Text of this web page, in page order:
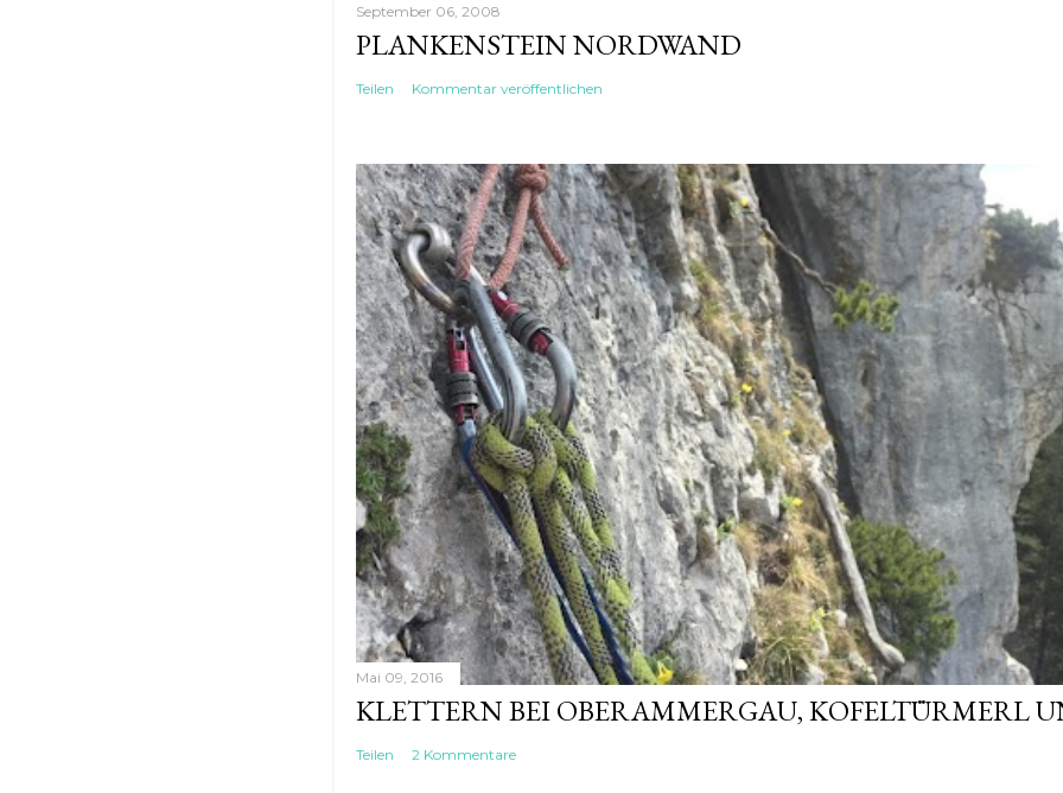
September 06, 2008
PLANKENSTEIN NORDWAND
Teilen Kommentar veröffentlichen
Mai 09, 2016
KLETTERN BEI OBERAMMERGAU, KOFELTÜRMERL
Teilen 2 Kommentare